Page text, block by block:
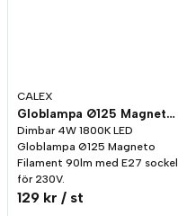
CALEX
Globlampa Ø125 Magneto Titan LED 90lm E27 1800K Dim
Dimbar 4W 1800K LED
Globlampa Ø125 Magneto
Filament 90lm med E27 sockel
för 230V.
129 kr / st